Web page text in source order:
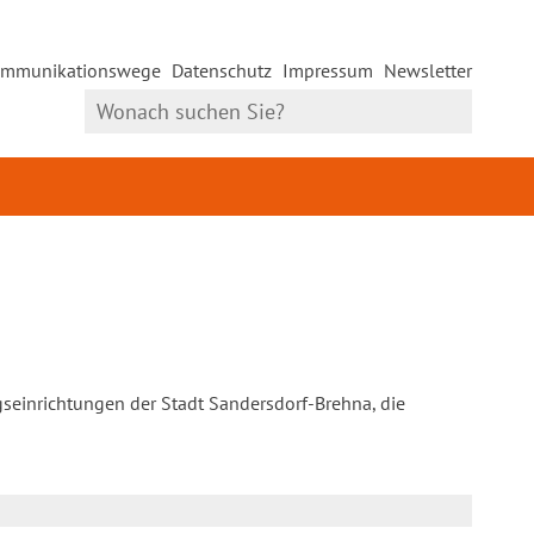
Datenschutz Impressum Newsletter
der Stadt Sandersdorf-Brehna, die